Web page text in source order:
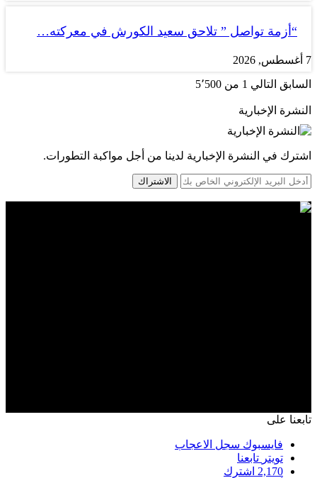
“أزمة تواصل ” تلاحق سعيد الكورش في معركته…
7 أغسطس, 2026
السابق التالي 1 من 5٬500
النشرة الإخبارية
اشترك في النشرة الإخبارية لدينا من أجل مواكبة التطورات.
الاشتراك
تابعنا على
فايسبوك سجل الاعجاب
تويتر تابعنا
2,170 اشترك